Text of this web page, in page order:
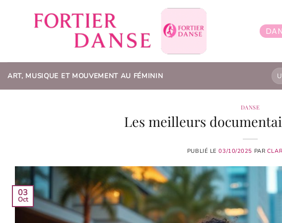
ART, MUSIQUE ET MOUVEMENT AU FÉMININ
DANSE
Les meilleurs
PUBLIÉ LE03/10/2025 PAR
03
Oct